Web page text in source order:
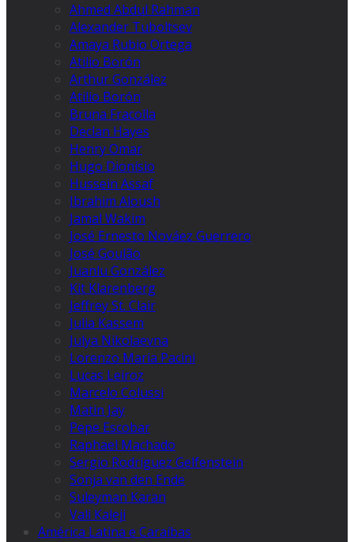
Ahmed Abdul Rahman
Alexander Tuboltsev
Amaya Rubio Ortega
Atilio Borón
Arthur González
Atilio Borón
Bruna Fracolla
Declan Hayes
Henry Omar
Hugo Dionísio
Hussein Assaf
Ibrahim Aloush
Jamal Wakim
José Ernesto Nováez Guerrero
José Goulão
Juanlu González
Kit Klarenberg
Jeffrey St. Clair
Julia Kassem
Julya Nikolaevna
Lorenzo Maria Pacini
Lucas Leiroz
Marcelo Colussi
Matin Jay
Pepe Escobar
Raphael Machado
Sergio Rodríguez Gelfenstein
Sonja van den Ende
Suleyman Karan
Vali Kaleji
América Latina e Caraíbas